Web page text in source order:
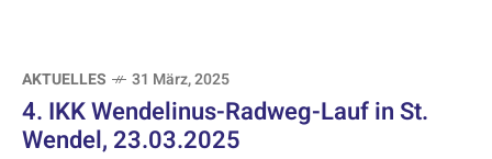
AKTUELLES 31 März, 2025
4. IKK Wendelinus-Radweg-Lauf in St.
Wendel, 23.03.2025